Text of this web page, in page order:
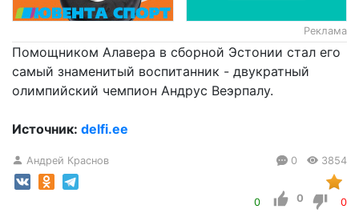
Реклама
Помощником Алавера в сборной Эстонии стал его
самый знаменитый воспитанник - двукратный
олимпийский чемпион Андрус Веэрпалу.
Источник: delfi.ee
Андрей Краснов 0 3854
0 0 0